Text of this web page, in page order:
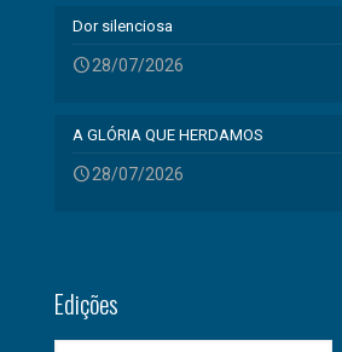
Dor silenciosa
28/07/2026
A GLÓRIA QUE HERDAMOS
28/07/2026
Edições